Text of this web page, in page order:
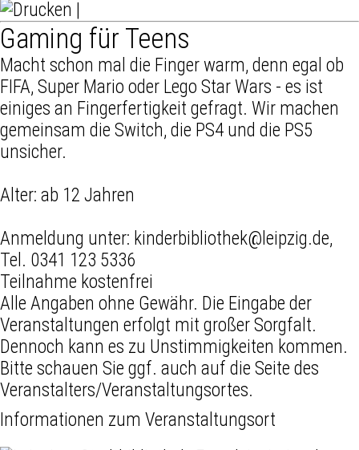
Gaming für Teens
Macht schon mal die Finger warm, denn egal ob
FIFA, Super Mario oder Lego Star Wars - es ist
einiges an Fingerfertigkeit gefragt. Wir machen
gemeinsam die Switch, die PS4 und die PS5
unsicher.
Alter: ab 12 Jahren
Anmeldung unter: kinderbibliothek@leipzig.de,
Tel. 0341 123 5336
Teilnahme kostenfrei
Alle Angaben ohne Gewähr. Die Eingabe der
Veranstaltungen erfolgt mit großer Sorgfalt.
Dennoch kann es zu Unstimmigkeiten kommen.
Bitte schauen Sie ggf. auch auf die Seite des
Veranstalters/Veranstaltungsortes.
Informationen zum Veranstaltungsort